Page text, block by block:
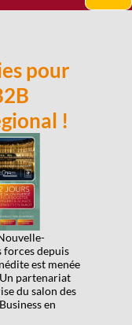
pour
!
forces depuis
est menée
partenariat
du salon des
en